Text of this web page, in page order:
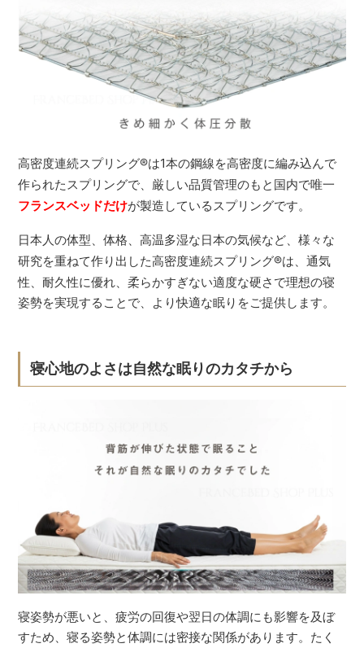
高密度連続スプリング®は1本の鋼線を高密度に編み込んで
作られたスプリングで、厳しい品質管理のもと国内で唯一
フランスベッドだけが製造しているスプリングです。
日本人の体型、体格、高温多湿な日本の気候など、様々な
研究を重ねて作り出した高密度連続スプリング®は、通気
性、耐久性に優れ、柔らかすぎない適度な硬さで理想の寝
姿勢を実現することで、より快適な眠りをご提供します。
寝心地のよさは自然な眠りのカタチから
寝姿勢が悪いと、疲労の回復や翌日の体調にも影響を及ぼ
すため、寝る姿勢と体調には密接な関係があります。たく